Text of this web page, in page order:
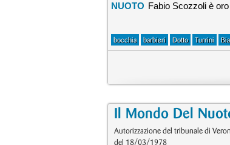
NUOTO Fabio Scozzoli è
bocchia barbieri Dotto Turrini
Il Mondo Del
Autorizzazione del tribunale di
del 18/03/1978